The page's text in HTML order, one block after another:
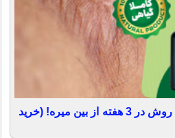
جای هر زخم و بخیه با این روش در 3 هفته از بین میره! (خرید